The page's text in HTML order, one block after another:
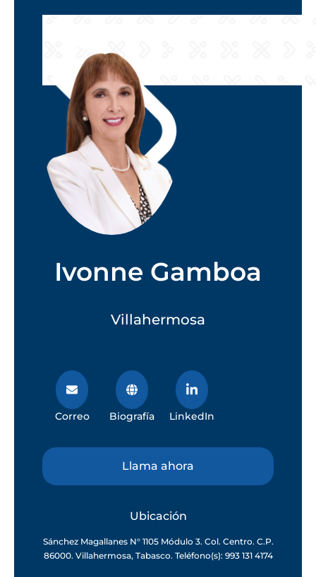
Ivonne Gamboa
Villahermosa
Correo Biografía LinkedIn
Llama ahora
Ubicación
Sánchez Magallanes N° 1105 Módulo 3. Col. Centro. C.P.
86000. Villahermosa, Tabasco. Teléfono(s): 993 131 4174